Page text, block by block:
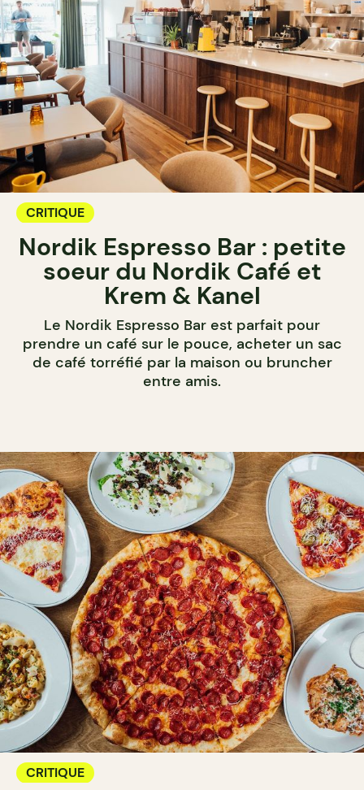
CRITIQUE
Nordik Espresso Bar : petite
soeur du Nordik Café et
Krem & Kanel
Le Nordik Espresso Bar est parfait pour
prendre un café sur le pouce, acheter un sac
de café torréfié par la maison ou bruncher
entre amis.
CRITIQUE